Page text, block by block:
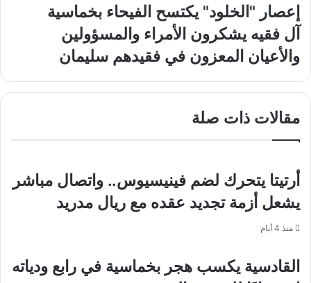
إعصار
"الخلود"
يكتسح
الفيحاء
بخماسية
إعصار "الخلود" يكتسح الفيحاء بخماسية
آل
فقيه
يشكرون
المعزون
فقيدهم
آل فقيه يشكرون الأمراء والمسؤولين
والأعيان المعزون في فقيدهم سليمان
مقالات ذات صلة
أرتيتا يتحرك لضم فينيسيوس.. واتصال مباشر
يشعل أزمة تجديد عقده مع ريال مدريد
منذ 4 أيام
القادسية يكسب هجر بخماسية في رابع ودياته